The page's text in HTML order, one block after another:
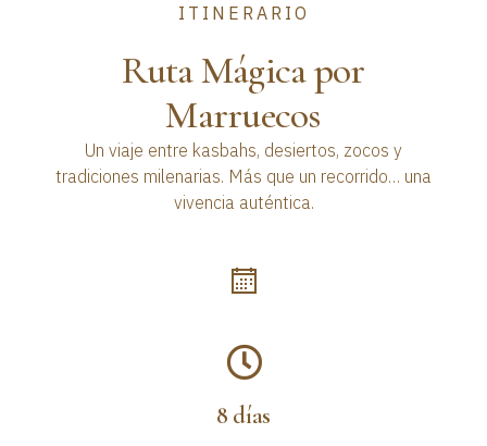
ITINERARIO
Ruta Mágica por
Marruecos
Un viaje entre kasbahs, desiertos, zocos y
tradiciones milenarias. Más que un recorrido… una
vivencia auténtica.
8 días